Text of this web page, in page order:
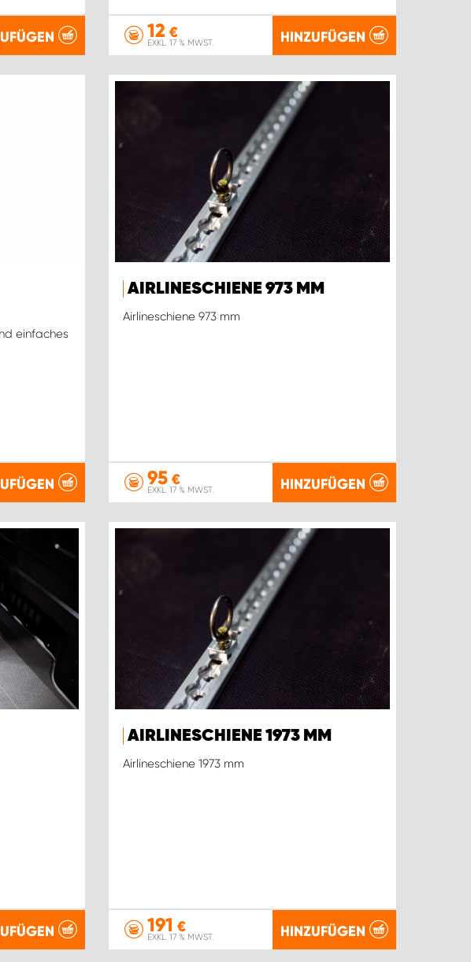
12 €
EXKL. 17 % MWST. HINZUFÜGEN
einfaches
AIRLINESCHIENE 973 MM
Airlineschiene 973 mm
95 €
EXKL. 17 % MWST. HINZUFÜGEN
AIRLINESCHIENE 1973 MM
Airlineschiene 1973 mm
191 €
EXKL. 17 % MWST. HINZUFÜGEN